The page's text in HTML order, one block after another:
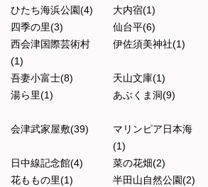
ひたち海浜公園(4)
大内宿(1)
四季の里(3)
仙台平(6)
西会津国際芸術村
(1)
伊佐須美神社(1)
吾妻小富士(8) 天山文庫(1)
湯ら里(1)
あぶくま洞(9)
会津武家屋敷(39)
マリンピア日本海
(1)
日中線記念館(4) 菜の花畑(2)
花ももの里(1)
半田山自然公園(2)